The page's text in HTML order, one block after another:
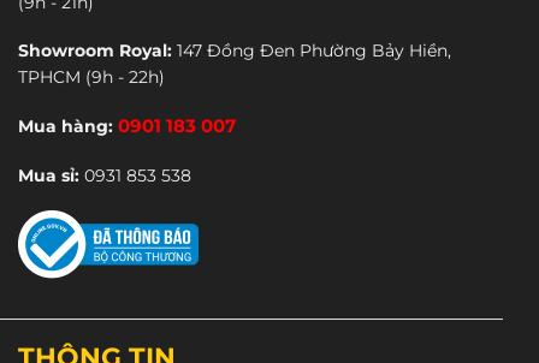
Showroom Royal: 147 Đồng Đen Phường Bảy Hiền,
TPHCM (9h - 22h)
Mua hàng: 0901 183 007
Mua sỉ: 0931 853 538